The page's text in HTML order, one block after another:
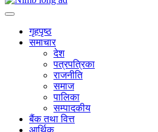
गृहपृष्ठ
समाचार
देश
पत्रपत्रिका
राजनीति
समाज
पालिका
सम्पादकीय
बैंक तथा वित्त
आर्थिक